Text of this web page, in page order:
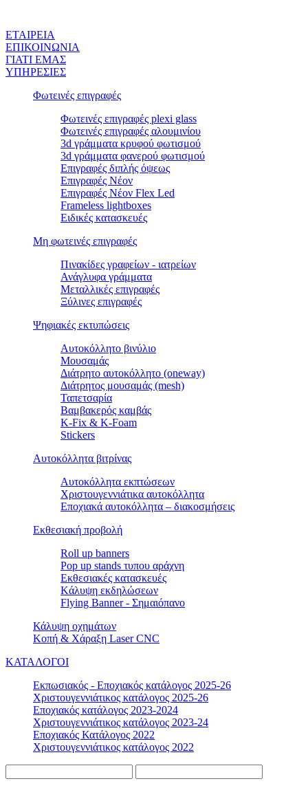
ΕΤΑΙΡEΙΑ
ΕΠΙΚΟΙΝΩΝΙΑ
ΓΙΑΤΙ ΕΜΑΣ
ΥΠΗΡΕΣΙΕΣ
Φωτεινές επιγραφές
Φωτεινές επιγραφές plexi glass
Φωτεινές επιγραφές αλουμινίου
3d γράμματα κρυφού φωτισμού
3d γράμματα φανερού φωτισμού
Επιγραφές διπλής όψεως
Επιγραφές Νέον
Επιγραφές Νέον Flex Led
Frameless lightboxes
Ειδικές κατασκευές
Μη φωτεινές επιγραφές
Πινακίδες γραφείων - ιατρείων
Ανάγλυφα γράμματα
Μεταλλικές επιγραφές
Ξύλινες επιγραφές
Ψηφιακές εκτυπώσεις
Αυτοκόλλητο βινύλιο
Μουσαμάς
Διάτρητο αυτοκόλλητο (oneway)
Διάτρητος μουσαμάς (mesh)
Ταπετσαρία
Βαμβακερός καμβάς
K-Fix & K-Foam
Stickers
Αυτοκόλλητα βιτρίνας
Αυτοκόλλητα εκπτώσεων
Xριστουγεννιάτικα αυτοκόλλητα
Εποχιακά αυτοκόλλητα – διακοσμήσεις
Εκθεσιακή προβολή
Roll up banners
Pop up stands τυπου αράχνη
Εκθεσιακές κατασκευές
Kάλυψη εκδηλώσεων
Flying Banner - Σημαιόπανο
Κάλυψη οχημάτων
Κοπή & Χάραξη Laser CNC
ΚΑΤΑΛΟΓΟΙ
Εκπωσιακός - Εποχιακός κατάλογος 2025-26
Χριστουγεννιάτικος κατάλογος 2025-26
Εποχιακός κατάλογος 2023-2024
Χριστουγεννιάτικος κατάλογος 2023-24
Εποχιακός Κατάλογος 2022
Χριστουγεννιάτικος κατάλογος 2022